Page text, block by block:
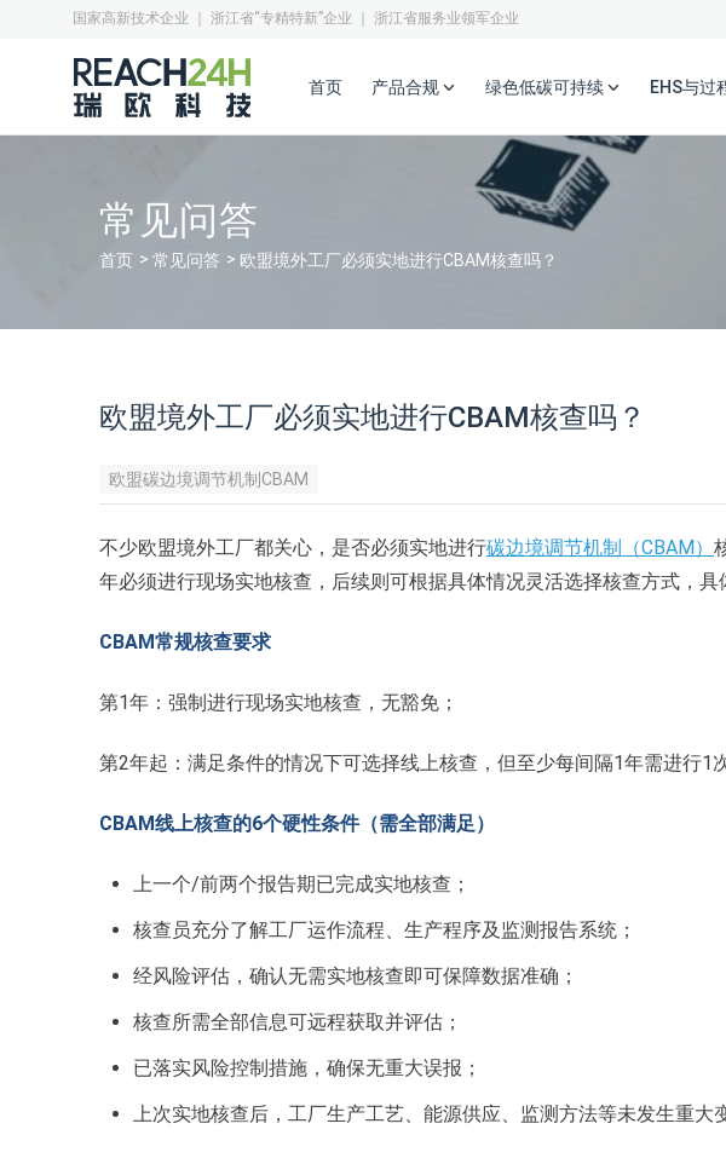
国家高新技术企业 ｜ 浙江省“专精特新”企业 ｜ 浙江省服务业领军企业
首页 产品合规 绿色低碳可持续 EHS与过
常见问答
首页 常见问答 欧盟境外工厂必须实地进行CBAM核查吗？
欧盟境外工厂必须实地进行CBAM核查吗？
欧盟碳边境调节机制CBAM
不少欧盟境外工厂都关心，是否必须实地进行碳边境调节机制（CBAM）
年必须进行现场实地核查，后续则可根据具体情况灵活选择核查方式，具
CBAM常规核查要求
第1年：强制进行现场实地核查，无豁免；
第2年起：满足条件的情况下可选择线上核查，但至少每间隔1年需进行1
CBAM线上核查的6个硬性条件（需全部满足）
上一个/前两个报告期已完成实地核查；
核查员充分了解工厂运作流程、生产程序及监测报告系统；
经风险评估，确认无需实地核查即可保障数据准确；
核查所需全部信息可远程获取并评估；
已落实风险控制措施，确保无重大误报；
上次实地核查后，工厂生产工艺、能源供应、监测方法等未发生重大